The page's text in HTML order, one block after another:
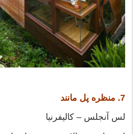
7. منظره پل مانند
لس آنجلس – کالیفرنیا